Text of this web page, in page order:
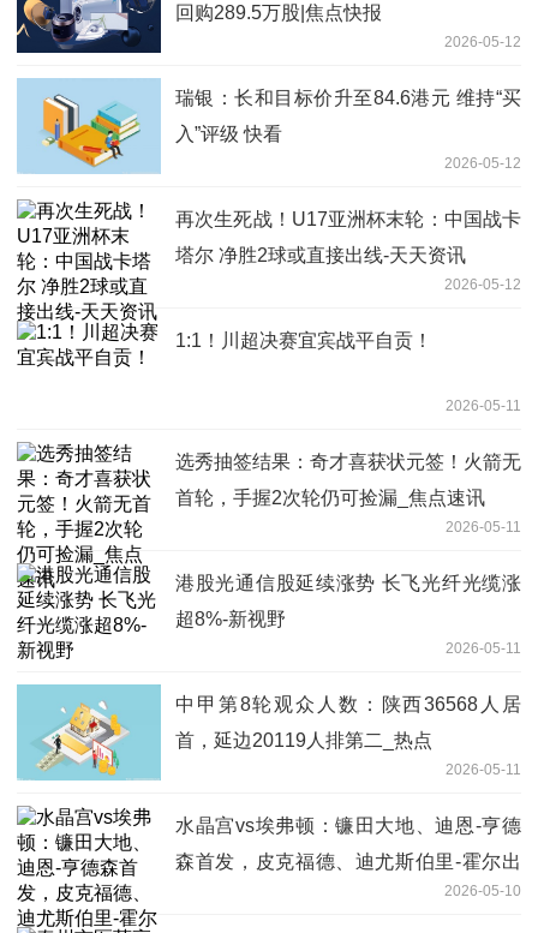
回购289.5万股|焦点快报
2026-05-12
瑞银：长和目标价升至84.6港元 维持“买
入”评级 快看
2026-05-12
再次生死战！U17亚洲杯末轮：中国战卡
塔尔 净胜2球或直接出线-天天资讯
2026-05-12
1:1！川超决赛宜宾战平自贡！
2026-05-11
选秀抽签结果：奇才喜获状元签！火箭无
首轮，手握2次轮仍可捡漏_焦点速讯
2026-05-11
港股光通信股延续涨势 长飞光纤光缆涨
超8%-新视野
2026-05-11
中甲第8轮观众人数：陕西36568人居
首，延边20119人排第二_热点
2026-05-11
水晶宫vs埃弗顿：镰田大地、迪恩-亨德
森首发，皮克福德、迪尤斯伯里-霍尔出
2026-05-10